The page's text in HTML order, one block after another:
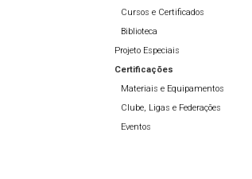
Cursos e Certificados
Biblioteca
Projeto Especiais
Certificações
Materiais e Equipamentos
Clube, Ligas e Federações
Eventos